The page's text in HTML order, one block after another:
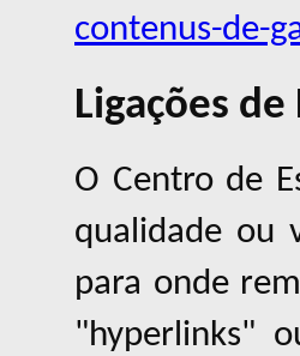
contenus-de-
Ligações
O Centro de
qualidade ou
para onde
"hyperlinks"